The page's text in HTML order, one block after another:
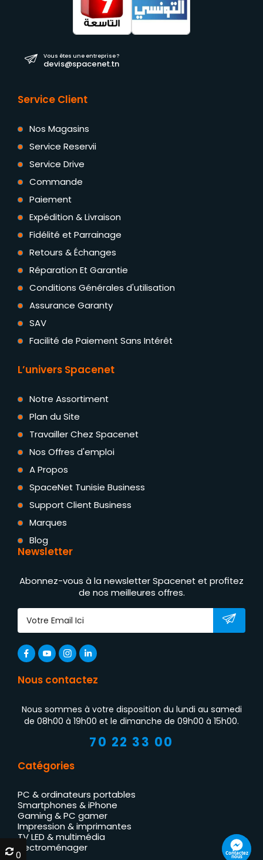
Vous êtes une entreprise ?
devis@spacenet.tn
Service Client
Nos Magasins
Service Reservii
Service Drive
Commande
Paiement
Expédition & Livraison
Fidélité et Parrainage
Retours & Échanges
Réparation Et Garantie
Conditions Générales d'utilisation
Assurance Garanty
SAV
Facilité de Paiement Sans Intérêt
L’univers Spacenet
Notre Assortiment
Plan du Site
Travailler Chez Spacenet
Nos Offres d'emploi
A Propos
SpaceNet Tunisie Business
Support Client Business
Marques
Blog
Newsletter
Abonnez-vous à la newsletter Spacenet et profitez
de nos meilleures offres.
Nous contactez
Nous sommes à votre disposition du lundi au samedi
de 08h00 à 19h00 et le dimanche de 09h00 à 15h00.
70 22 33 00
Catégories
PC & ordinateurs portables
Smartphones & iPhone
Gaming & PC gamer
Impression & imprimantes
TV LED & multimédia
Électroménager
Contactez
nous
0
0